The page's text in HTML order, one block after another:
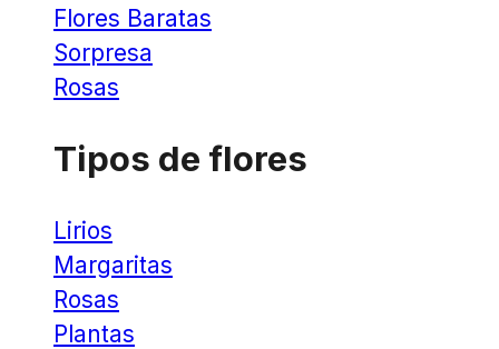
Flores Baratas
Sorpresa
Rosas
Tipos de flores
Lirios
Margaritas
Rosas
Plantas